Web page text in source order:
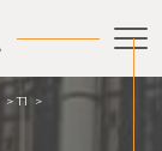
T1